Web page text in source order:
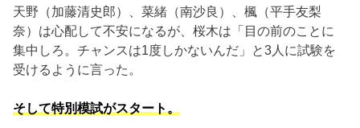
天野（加藤清史郎）、菜緒（南沙良）、楓（平手友梨
奈）は心配して不安になるが、桜木は「目の前のことに
集中しろ。チャンスは1度しかないんだ」と3人に試験を
受けるように言った。
そして特別模試がスタート。